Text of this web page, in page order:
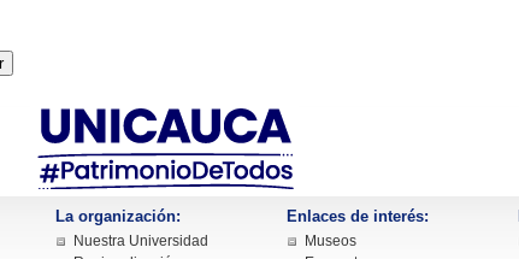
La organización:
Nuestra Universidad
Enlaces de interés:
Museos